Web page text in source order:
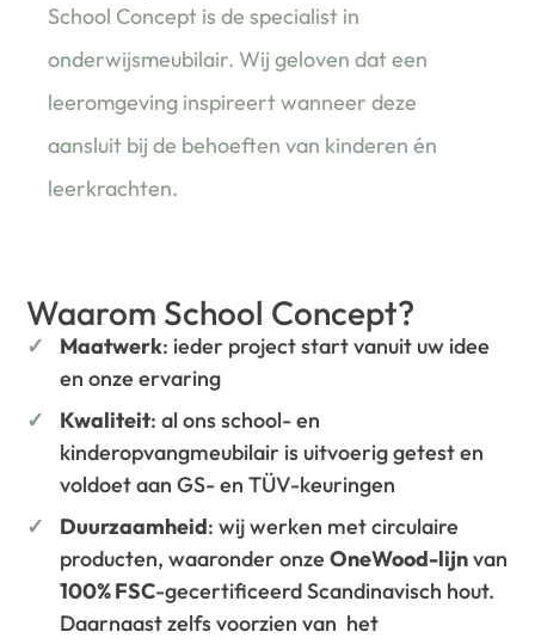
School Concept is de specialist in
onderwijsmeubilair. Wij geloven dat een
leeromgeving inspireert wanneer deze
aansluit bij de behoeften van kinderen én
leerkrachten.
Waarom School Concept?
Maatwerk: ieder project start vanuit uw idee
en onze ervaring
Kwaliteit: al ons school- en
kinderopvangmeubilair is uitvoerig getest en
voldoet aan GS- en TÜV-keuringen
Duurzaamheid: wij werken met circulaire
producten, waaronder onzeOneWood-lijnvan
100% FSC-gecertificeerd Scandinavisch hout.
Daarnaast zelfs voorzien van het